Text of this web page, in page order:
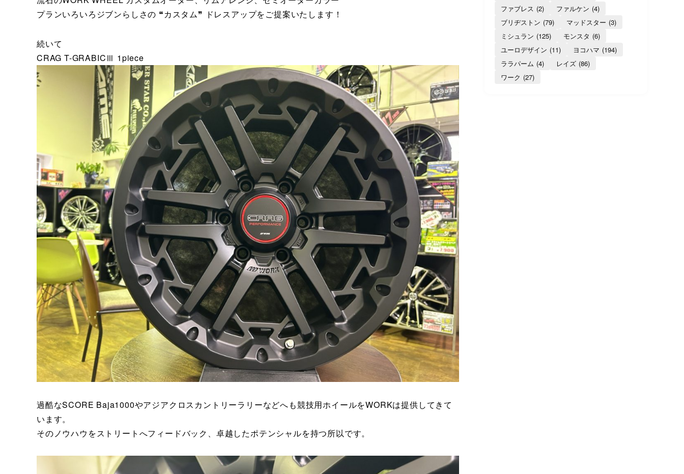
プランいろいろジブンらしさの ❝カスタム❞ ドレスアップをご提案いたします！
続いて
CRAG T-GRABICⅢ 1piece
過酷なSCORE Baja1000やアジアクロスカントリーラリーなどへも競技用ホイールをWORKは提供してきて
います。
そのノウハウをストリートへフィードバック、卓越したポテンシャルを持つ所以です。
ファブレス (2) ファルケン (4)
ブリヂストン (79) マッドスター (3)
ミシュラン (125) モンスタ (6)
ユーロデザイン (11) ヨコハマ (194)
ララパーム (4) レイズ (86)
ワーク (27)